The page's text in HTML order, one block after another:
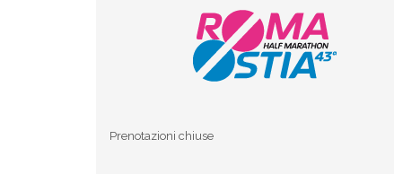
Prenotazioni chiuse